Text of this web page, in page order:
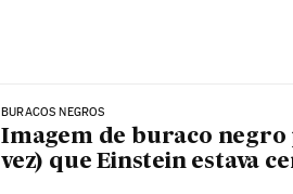
BURACOS NEGROS
Imagem de buraco negro
vez) que Einstein estava